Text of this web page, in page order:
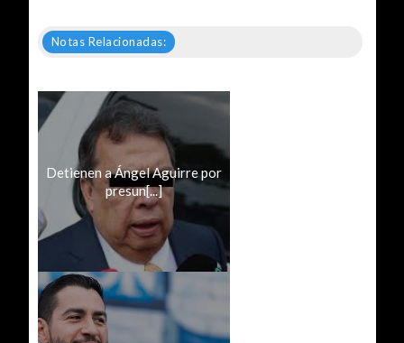
Notas Relacionadas:
Detienen a Ángel Aguirre por
presun[...]